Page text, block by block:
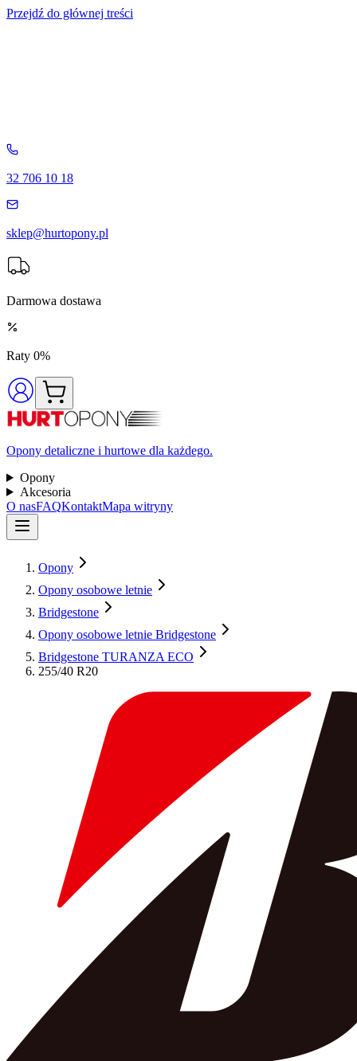
Przejdź do głównej treści
32 706 10 18
sklep@hurtopony.pl
Darmowa dostawa
Raty 0%
Opony detaliczne i hurtowe dla każdego.
Opony
Akcesoria
O nasFAQKontaktMapa witryny
Opony
Opony osobowe letnie
Bridgestone
Opony osobowe letnie Bridgestone
Bridgestone TURANZA ECO
255/40 R20